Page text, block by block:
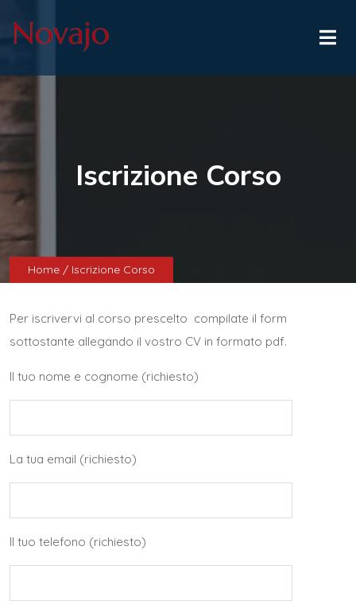
Iscrizione Corso
Home / Iscrizione Corso
Per iscrivervi al corso prescelto compilate il form
sottostante allegando il vostro CV in formato pdf.
Il tuo nome e cognome (richiesto)
La tua email (richiesto)
Il tuo telefono (richiesto)